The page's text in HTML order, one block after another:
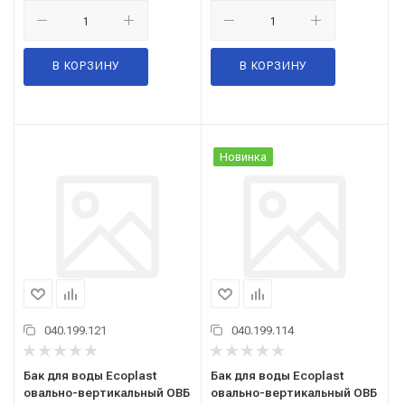
В КОРЗИНУ В КОРЗИНУ
040.199.121
Бак для воды Ecoplast
овально-вертикальный ОВБ
Новинка
040.199.114
Бак для воды Ecoplast
овально-вертикальный ОВБ